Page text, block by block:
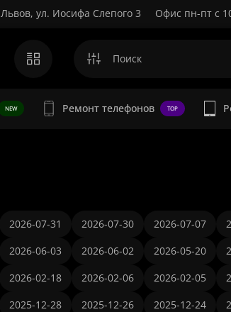
Львов, ул. Иосифа Слепого 3 Офис пн-пт с
NEW Ремонт телефонов TOP
2026-07-31 2026-07-30 2026-07-07
2026-06-03 2026-06-02 2026-05-20
2026-02-18 2026-02-06 2026-02-05
2025-12-28 2025-12-26 2025-12-24